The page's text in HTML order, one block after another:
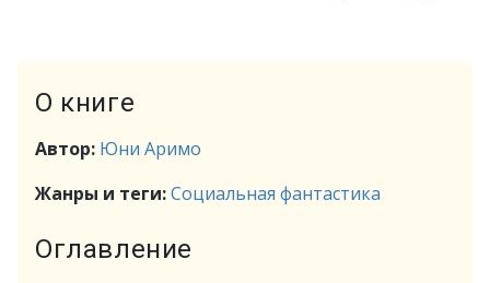
О книге
Автор: Юни Аримо
Жанры и теги:Социальная фантастика
Оглавление